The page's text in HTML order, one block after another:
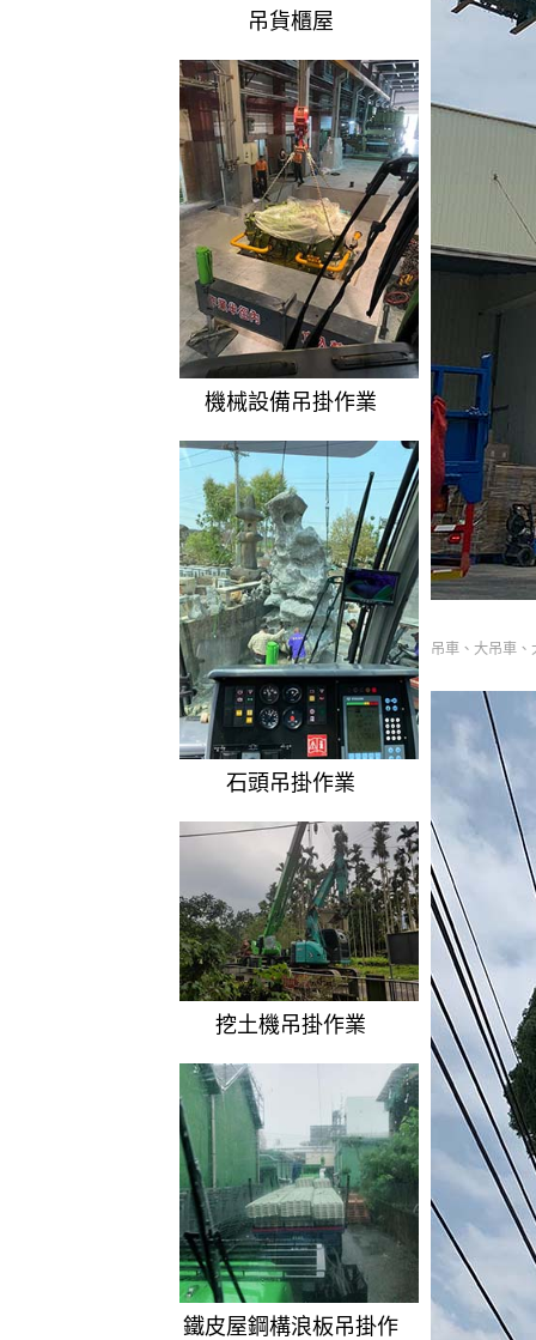
吊貨櫃屋
機械設備吊掛作業
石頭吊掛作業
挖土機吊掛作業
鐵皮屋鋼構浪板吊掛作
吊車、大吊車